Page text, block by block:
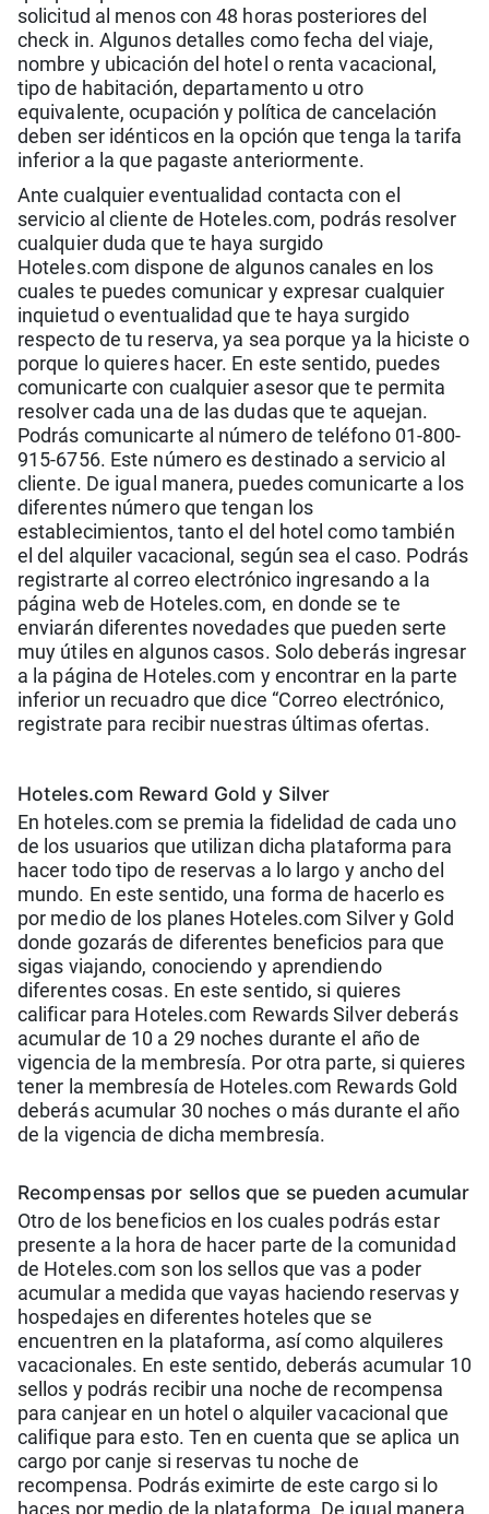
solicitud al menos con 48 horas posteriores del
check in. Algunos detalles como fecha del viaje,
nombre y ubicación del hotel o renta vacacional,
tipo de habitación, departamento u otro
equivalente, ocupación y política de cancelación
deben ser idénticos en la opción que tenga la tarifa
inferior a la que pagaste anteriormente.
Ante cualquier eventualidad contacta con el
servicio al cliente de Hoteles.com, podrás resolver
cualquier duda que te haya surgido
Hoteles.com dispone de algunos canales en los
cuales te puedes comunicar y expresar cualquier
inquietud o eventualidad que te haya surgido
respecto de tu reserva, ya sea porque ya la hiciste o
porque lo quieres hacer. En este sentido, puedes
comunicarte con cualquier asesor que te permita
resolver cada una de las dudas que te aquejan.
Podrás comunicarte al número de teléfono 01-800-
915-6756. Este número es destinado a servicio al
cliente. De igual manera, puedes comunicarte a los
diferentes número que tengan los
establecimientos, tanto el del hotel como también
el del alquiler vacacional, según sea el caso. Podrás
registrarte al correo electrónico ingresando a la
página web de Hoteles.com, en donde se te
enviarán diferentes novedades que pueden serte
muy útiles en algunos casos. Solo deberás ingresar
a la página de Hoteles.com y encontrar en la parte
inferior un recuadro que dice “Correo electrónico,
registrate para recibir nuestras últimas ofertas.
Hoteles.com Reward Gold y Silver
En hoteles.com se premia la fidelidad de cada uno
de los usuarios que utilizan dicha plataforma para
hacer todo tipo de reservas a lo largo y ancho del
mundo. En este sentido, una forma de hacerlo es
por medio de los planes Hoteles.com Silver y Gold
donde gozarás de diferentes beneficios para que
sigas viajando, conociendo y aprendiendo
diferentes cosas. En este sentido, si quieres
calificar para Hoteles.com Rewards Silver deberás
acumular de 10 a 29 noches durante el año de
vigencia de la membresía. Por otra parte, si quieres
tener la membresía de Hoteles.com Rewards Gold
deberás acumular 30 noches o más durante el año
de la vigencia de dicha membresía.
Recompensas por sellos que se pueden acumular
Otro de los beneficios en los cuales podrás estar
presente a la hora de hacer parte de la comunidad
de Hoteles.com son los sellos que vas a poder
acumular a medida que vayas haciendo reservas y
hospedajes en diferentes hoteles que se
encuentren en la plataforma, así como alquileres
vacacionales. En este sentido, deberás acumular 10
sellos y podrás recibir una noche de recompensa
para canjear en un hotel o alquiler vacacional que
califique para esto. Ten en cuenta que se aplica un
cargo por canje si reservas tu noche de
recompensa. Podrás eximirte de este cargo si lo
haces por medio de la plataforma. De igual manera,